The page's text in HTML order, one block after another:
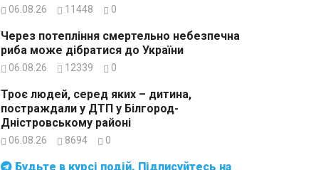
06.08.26 11448 0
Через потепління смертельно небезпечна
риба може дібратися до України
06.08.26 12339 0
Троє людей, серед яких – дитина,
постраждали у ДТП у Білгород-
Дністровському районі
06.08.26 8694 0